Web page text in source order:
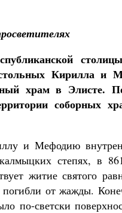
Кирилла
храм в Элисте.
соборных
и Мефодию
степях, в
житие святого
погибли от жажды.
по-светски